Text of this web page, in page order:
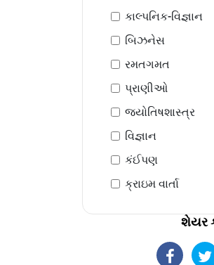
કાલ્પનિક-વિજ્ઞાન
બિઝનેસ
રમતગમત
પ્રાણીઓ
જ્યોતિષશાસ્ત્ર
વિજ્ઞાન
કંઈપણ
ક્રાઇમ વાર્તા
શેયર